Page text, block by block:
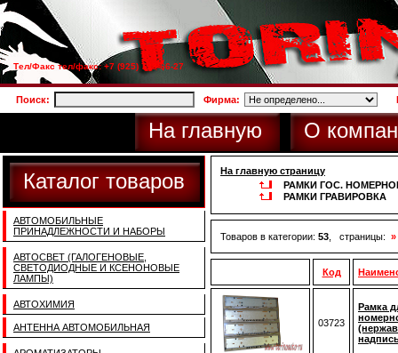
Тел/Факс тел/факс: +7 (925) 733-66-27
Поиск: Фирма:
На главную О
Каталог товаров
АВТОМОБИЛЬНЫЕ
ПРИНАДЛЕЖНОСТИ И НАБОРЫ
АВТОСВЕТ (ГАЛОГЕНОВЫЕ,
СВЕТОДИОДНЫЕ И КСЕНОНОВЫЕ
ЛАМПЫ)
АВТОХИМИЯ
АНТЕННА АВТОМОБИЛЬНАЯ
На главную страницу
РАМКИ ГОС.
РАМКИ ГРАВИРОВКА
Товаров в категории: 53 , страницы: »
Код
03723
Рамка